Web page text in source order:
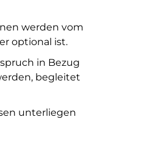
werden vom
optional ist.
in Bezug
begleitet
unterliegen